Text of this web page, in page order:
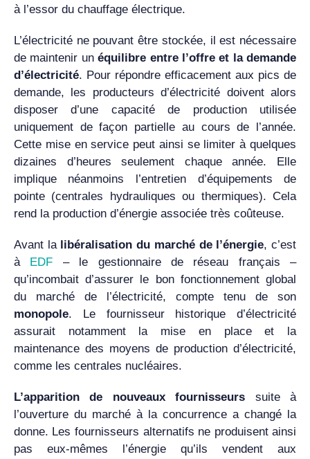
à l’essor du chauffage électrique.
L’électricité ne pouvant être stockée, il est nécessaire
de maintenir unéquilibre entre l’offre et la demande
d’électricité. Pour répondre efficacement aux pics de
demande, les producteurs d’électricité doivent alors
disposer d’une capacité de production utilisée
uniquement de façon partielle au cours de l’année.
Cette mise en service peut ainsi se limiter à quelques
dizaines d’heures seulement chaque année. Elle
implique néanmoins l’entretien d’équipements de
pointe (centrales hydrauliques ou thermiques). Cela
rend la production d’énergie associée très coûteuse.
Avant la libéralisation du marché de l’énergie, c’est
à
EDF – le gestionnaire de réseau français –
qu’incombait d’assurer le bon fonctionnement global
du marché de l’électricité, compte tenu de son
monopole. Le fournisseur historique d’électricité
assurait notamment la mise en place et la
maintenance des moyens de production d’électricité,
comme les centrales nucléaires.
L’apparition de nouveaux fournisseurs suite à
l’ouverture du marché à la concurrence a changé la
donne. Les fournisseurs alternatifs ne produisent ainsi
pas eux-mêmes l’énergie qu’ils vendent aux